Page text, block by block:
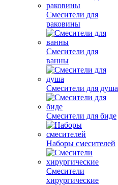
Смесители для
раковины
Смесители для
ванны
Смесители для душа
Смесители для биде
Наборы смесителей
Смесители
хирургические